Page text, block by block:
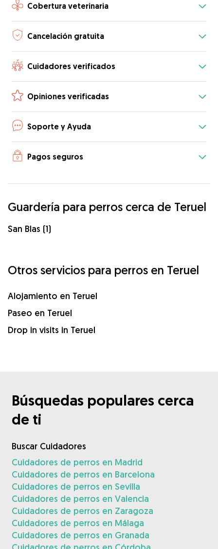
Cobertura veterinaria
Cancelación gratuita
Cuidadores verificados
Opiniones verificadas
Soporte y Ayuda
Pagos seguros
Guardería para perros cerca de Teruel
San Blas (1)
Otros servicios para perros en Teruel
Alojamiento en Teruel
Paseo en Teruel
Drop in visits in Teruel
Búsquedas populares cerca
de ti
Buscar Cuidadores
Cuidadores de perros en Madrid
Cuidadores de perros en Barcelona
Cuidadores de perros en Sevilla
Cuidadores de perros en Valencia
Cuidadores de perros en Zaragoza
Cuidadores de perros en Málaga
Cuidadores de perros en Granada